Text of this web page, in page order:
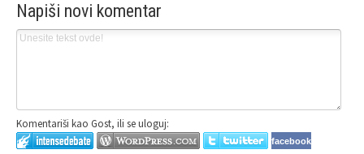
Napiši novi komentar
Komentariši kao Gost, ili se uloguj:
facebook